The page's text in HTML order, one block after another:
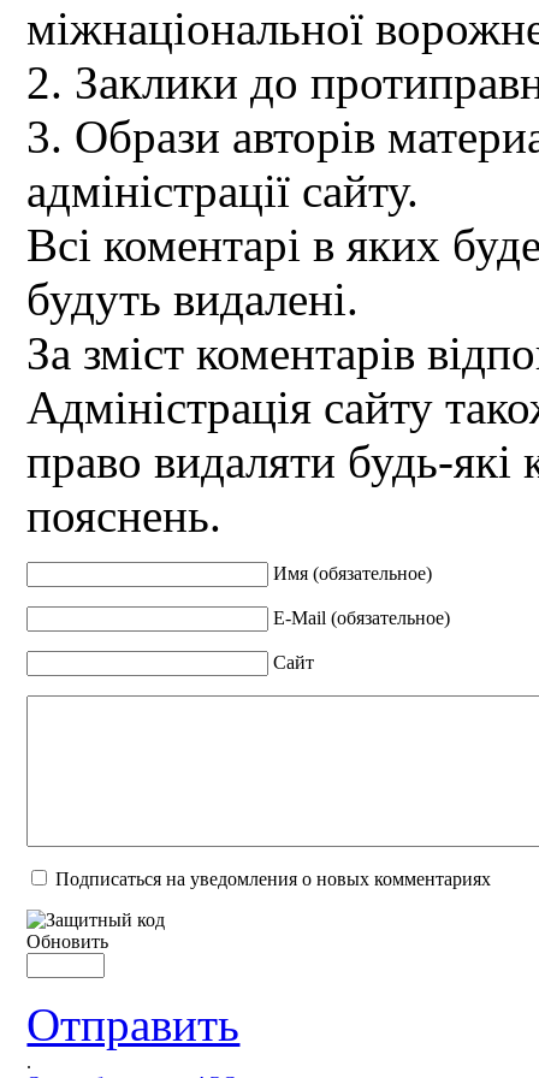
міжнаціональної
2. Заклики до
3. Образи авторів
адміністрації сайту.
Всі коментарі в яких
будуть видалені.
За зміст коментарів
Адміністрація сайту
право видаляти будь-які
пояснень.
Имя (обязательное)
E-Mail (обязательное)
Сайт
Подписаться на уведомления о новых комментариях
Обновить
Отправить
.